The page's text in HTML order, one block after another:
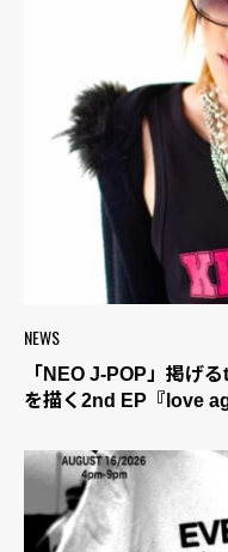
NEWS
「NEO J-POP」掲げ
を描く2nd EP『love